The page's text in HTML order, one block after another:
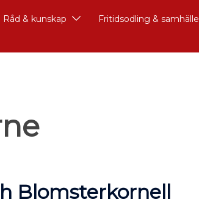
Råd & kunskap Fritidsodling & samhälle
Blomsterkornell